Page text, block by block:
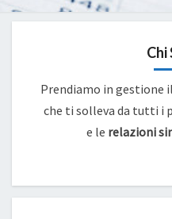
Chi
Prendiamo in gestione
che ti solleva da tutti i
e le relazioni